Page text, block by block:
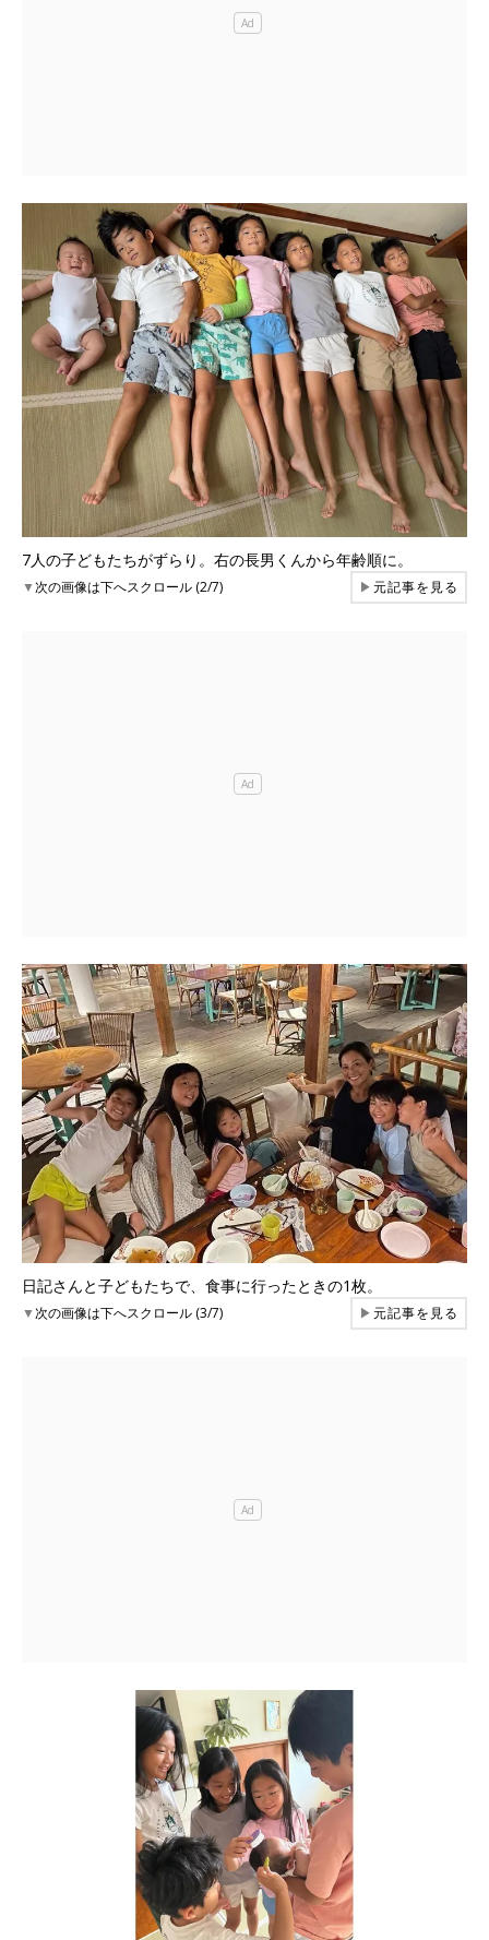
7人の子どもたちがずらり。右の長男くんから年齢順に。
▼次の画像は下へスクロール (2/7) ▶元記事を見る
日記さんと子どもたちで、食事に行ったときの1枚。
▼次の画像は下へスクロール (3/7) ▶元記事を見る